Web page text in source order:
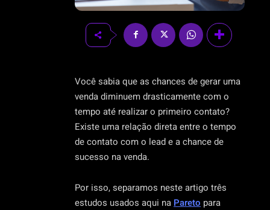
Você sabia que as chances de gerar uma
venda diminuem drasticamente com o
tempo até realizar o primeiro contato?
Existe uma relação direta entre o tempo
de contato com o lead e a chance de
sucesso na venda.
Por isso, separamos neste artigo três
estudos usados aqui na Pareto para